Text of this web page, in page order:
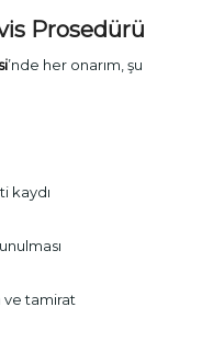
Prosedürü
’nde her onarım, şu
kaydı
ve tamirat